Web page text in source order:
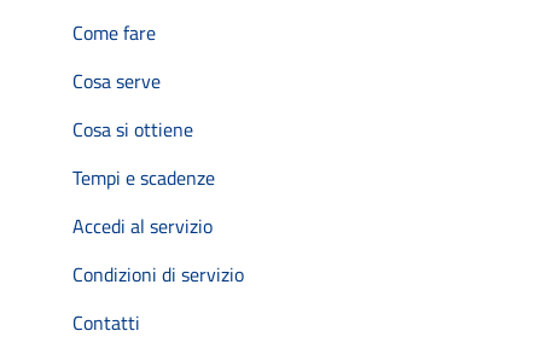
Come fare
Cosa serve
Cosa si ottiene
Tempi e scadenze
Accedi al servizio
Condizioni di servizio
Contatti